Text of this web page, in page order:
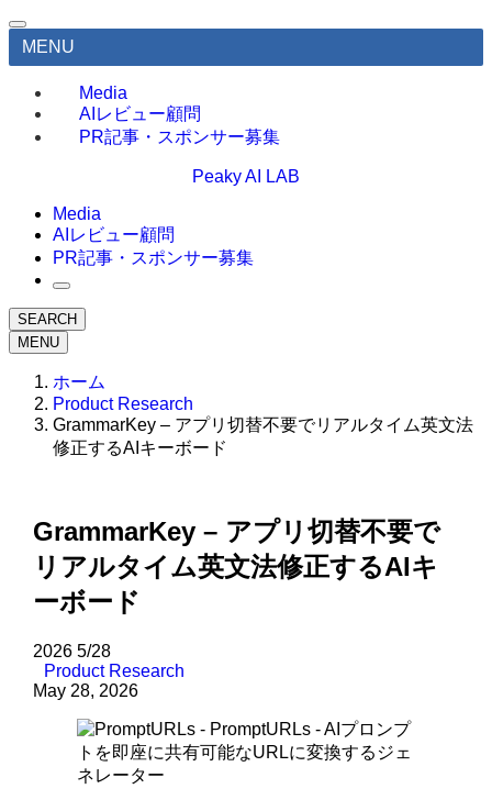
MENU
Media
AIレビュー顧問
PR記事・スポンサー募集
Peaky AI LAB
Media
AIレビュー顧問
PR記事・スポンサー募集
SEARCH
MENU
ホーム
Product Research
GrammarKey – アプリ切替不要でリアルタイム英文法
修正するAIキーボード
GrammarKey – アプリ切替不要で
リアルタイム英文法修正するAIキ
ーボード
2026 5/28
Product Research
May 28, 2026